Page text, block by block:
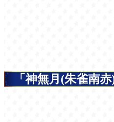
「神無月(朱雀南